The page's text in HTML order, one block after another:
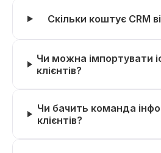
Скільки коштує CRM
Чи можна імпортувати
клієнтів?
Чи бачить команда
клієнтів?